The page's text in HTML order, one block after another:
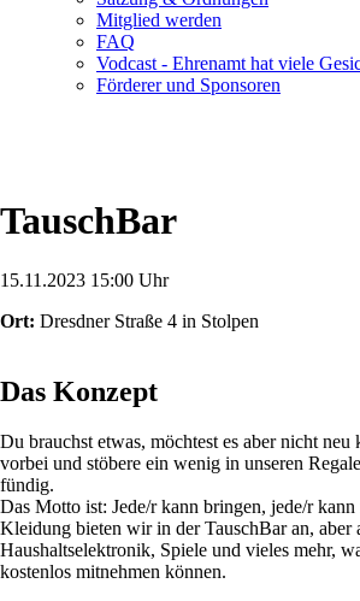
Mitglied werden
FAQ
Vodcast - Ehrenamt hat viele
Förderer und Sponsoren
TauschBar
15.11.2023 15:00 Uhr
Ort: Dresdner Straße 4 in Stolpen
Das Konzept
Du brauchst etwas, möchtest es aber nicht
vorbei und stöbere ein wenig in unseren
fündig.
Das Motto ist: Jede/r kann bringen, jede/r kann
Kleidung bieten wir in der TauschBar an, aber
Haushaltselektronik, Spiele und vieles mehr,
kostenlos mitnehmen können.